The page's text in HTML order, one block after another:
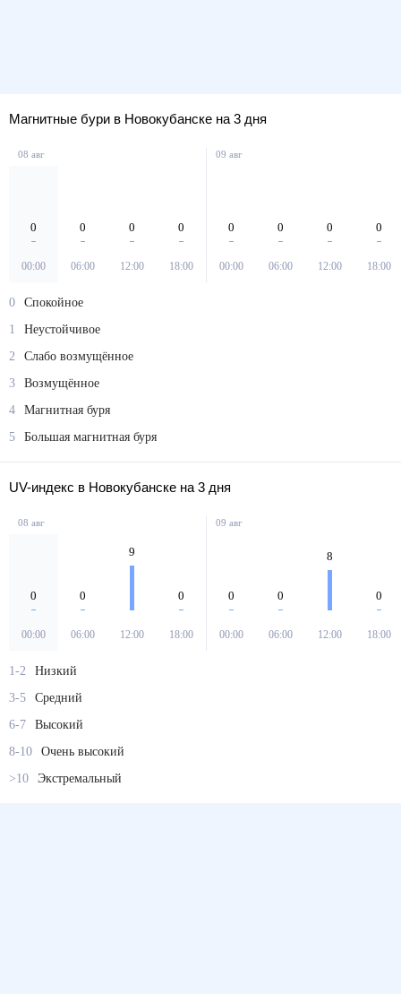
Магнитные бури в Новокубанске на 3 дня
08 авг
0
00:00
0
06:00
0
12:00
0
18:00
09 авг
0
00:00
0
06:00
0
12:00
0
18:00
0
Спокойное
1
Неустойчивое
2
Слабо возмущённое
3
Возмущённое
4
Магнитная буря
5
Большая магнитная буря
UV-индекс в Новокубанске на 3 дня
08 авг
0
00:00
0
06:00
9
12:00
0
18:00
09 авг
0
00:00
0
06:00
8
12:00
0
18:00
1-2
Низкий
3-5
Средний
6-7
Высокий
8-10
Очень высокий
>10
Экстремальный